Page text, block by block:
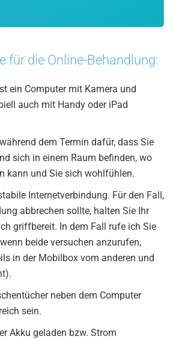
für die Online-Behandlung:
ein Computer mit Kamera und
auch mit Handy oder iPad
dem Termin dafür, dass Sie
sich in einem Raum befinden, wo
kann und Sie sich wohlfühlen.
Internetverbindung. Für den Fall,
abbrechen sollte, halten Sie Ihr
griffbereit. In dem Fall rufe ich Sie
beide versuchen anzurufen,
in der Mobilbox vom anderen und
neben dem Computer
sein.
Akku geladen bzw. Strom